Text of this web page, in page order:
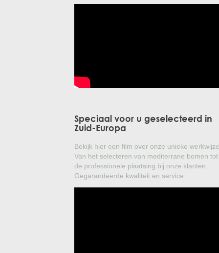
Speciaal voor u geselecteerd in
Zuid-Europa
Bekijk hier een film over onze unieke werkwijze.
Van het selecteren van mediterrane bomen tot
de professionele plaatsing bij onze klanten.
Gegarandeerde kwaliteit en service.